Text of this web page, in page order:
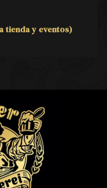
tienda y eventos)